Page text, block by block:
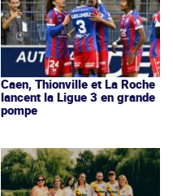
Caen, Thionville et La Roche
lancent la Ligue 3 en grande
pompe